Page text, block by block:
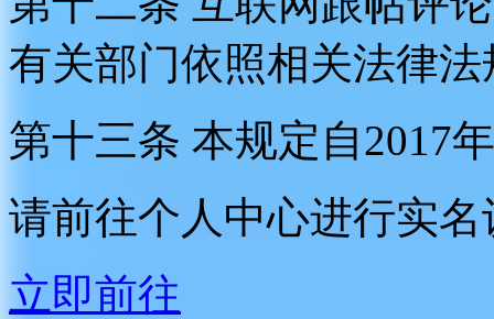
有关部门依照相关法律
第十三条 本规定自2017
请前往个人中心进行实名
立即前往